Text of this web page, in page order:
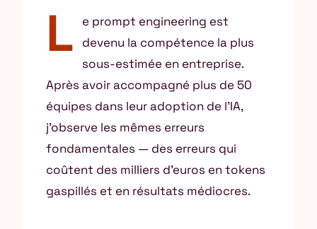
L
e prompt engineering est
devenu la compétence la plus
sous-estimée en entreprise.
Après avoir accompagné plus de 50
équipes dans leur adoption de l’IA,
j’observe les mêmes erreurs
fondamentales — des erreurs qui
coûtent des milliers d’euros en tokens
gaspillés et en résultats médiocres.